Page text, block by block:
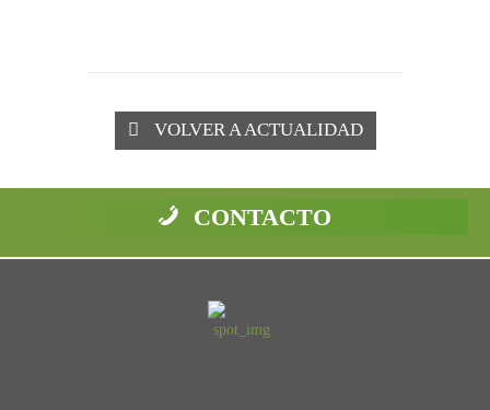
VOLVER A ACTUALIDAD
CONTACTO